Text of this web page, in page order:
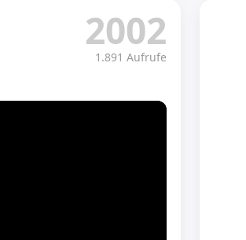
2002
1.891 Aufrufe